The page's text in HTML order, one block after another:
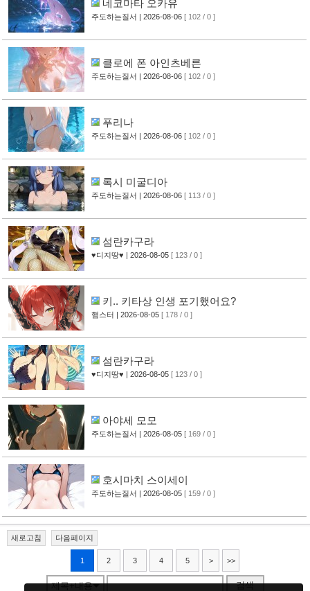
네코마타 오카유
주도하는질서 | 2026-08-06 [ 102 / 0 ]
클로에 폰 아인츠베른
주도하는질서 | 2026-08-06 [ 102 / 0 ]
푸리나
주도하는질서 | 2026-08-06 [ 102 / 0 ]
록시 미굴디아
주도하는질서 | 2026-08-06 [ 113 / 0 ]
섬란카구라
♥디지땅♥ | 2026-08-05 [ 123 / 0 ]
키.. 키타상 인생 포기했어요?
햄스터 | 2026-08-05 [ 178 / 0 ]
섬란카구라
♥디지땅♥ | 2026-08-05 [ 123 / 0 ]
아야세 모모
주도하는질서 | 2026-08-05 [ 169 / 0 ]
호시마치 스이세이
주도하는질서 | 2026-08-05 [ 159 / 0 ]
새로고침 다음페이지
1 2 3 4 5 > >>
제목+내용 검색